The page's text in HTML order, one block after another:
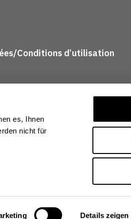
es, Ihnen
nicht für
Details zeigen
Conditions d’utilisation